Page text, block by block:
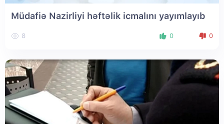
Müdafiə Nazirliyi həftəlik icmalını yayımlayıb
8 0 0